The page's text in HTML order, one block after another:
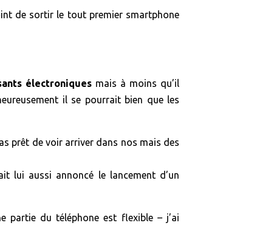
de sortir le tout premier smartphone
électroniquesmais à moins qu’il
il se pourrait bien que les
prêt de voir arriver dans nos mais des
lui aussi annoncé le lancement d’un
partie du téléphone est flexible – j’ai